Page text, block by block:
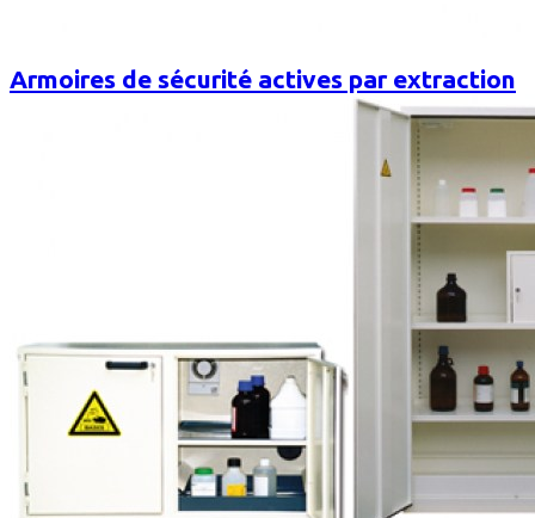
Armoires de sécurité actives par extraction